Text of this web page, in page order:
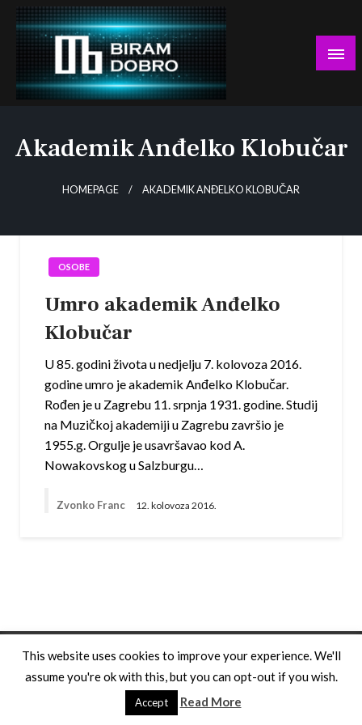
Skip
content
Akademik Anđelko Klobučar
HOMEPAGE AKADEMIK ANĐELKO KLOBUČAR
OSOBE
Umro akademik Anđelko
Klobučar
U 85. godini života u nedjelju 7. kolovoza 2016.
godine umro je akademik Anđelko Klobučar.
Rođen je u Zagrebu 11. srpnja 1931. godine. Studij
na Muzičkoj akademiji u Zagrebu završio je
1955.g. Orgulje je usavršavao kod A.
Nowakovskog u Salzburgu…
Zvonko Franc 12. kolovoza 2016.
Theme by Silk Themes
This website uses cookies to improve your experience. We'll
assume you're ok with this, but you can opt-out if you wish.
Accept Read More